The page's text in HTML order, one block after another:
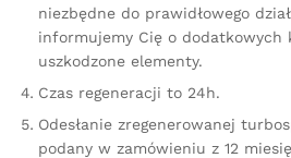
niezbędne do prawidłowego
informujemy Cię o dodatkowych
uszkodzone elementy.
Czas regeneracji to 24h.
Odesłanie zregenerowanej
podany w zamówieniu z 12